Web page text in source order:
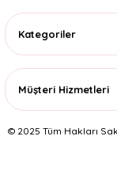
Kategoriler
Müşteri Hizmetleri
© 2025 Tüm Hakları